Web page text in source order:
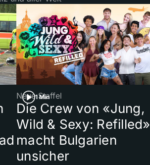
1 Min
Neue Staffel
Die Crew von «Jung,
Wild & Sexy: Refilled»
macht Bulgarien
unsicher